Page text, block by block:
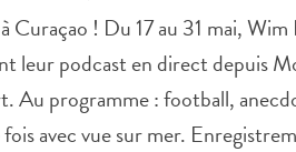
Curaçao ! Du 17 au 31 mai,
leur podcast en direct depuis
Au programme : football,
avec vue sur mer.